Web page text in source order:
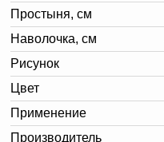
Простыня, см
Наволочка, см
Рисунок
Цвет
Применение
Производитель